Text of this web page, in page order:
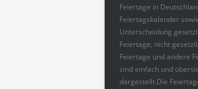
Feiertage in
Feiertagskalender
Unterscheidung
Feiertage, nicht
Feiertage und andere
sind einfach und
dargestellt.Die